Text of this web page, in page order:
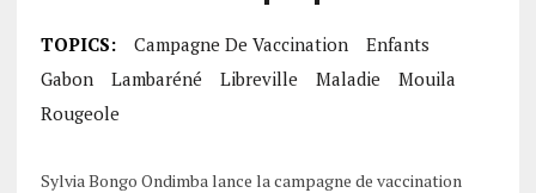
TOPICS: Campagne De Vaccination
Enfants
Gabon
Lambaréné Libreville Maladie
Mouila
Rougeole
Sylvia Bongo Ondimba lance la campagne de vaccination